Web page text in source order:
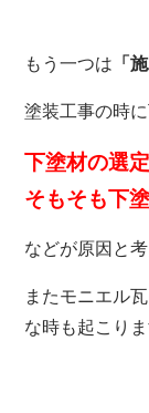
もう一つは 「
塗装工事の時
下塗材の選
そもそも下
などが原因と考
またモニエル
な時も起こりま